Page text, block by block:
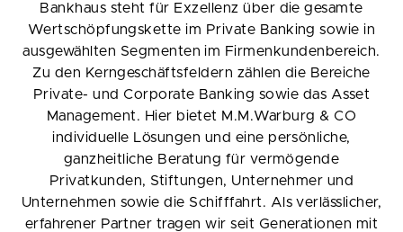
Bankhaus steht für Exzellenz über die gesamte
Wertschöpfungskette im Private Banking sowie in
ausgewählten Segmenten im Firmenkundenbereich.
Zu den Kerngeschäftsfeldern zählen die Bereiche
Private- und Corporate Banking sowie das Asset
Management. Hier bietet M.M.Warburg & CO
individuelle Lösungen und eine persönliche,
ganzheitliche Beratung für vermögende
Privatkunden, Stiftungen, Unternehmer und
Unternehmen sowie die Schifffahrt. Als verlässlicher,
erfahrener Partner tragen wir seit Generationen mit